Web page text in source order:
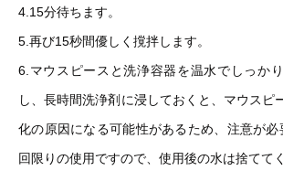
4.15分待ちます。
5.再び15秒間優しく撹拌します。
6.マウスピースと洗浄容器を温水でしっか
し、長時間洗浄剤に浸しておくと、マウスピ
化の原因になる可能性があるため、注意が必
回限りの使用ですので、使用後の水は捨てて